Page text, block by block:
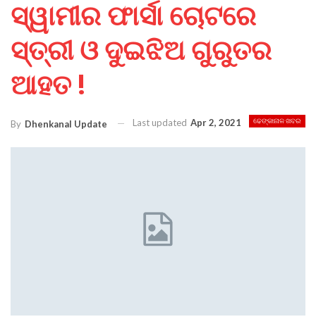
ସ୍ୱାମୀର ଫାର୍ସା ଚୋଟରେ
ସ୍ତ୍ରୀ ଓ ଦୁଇଝିଅ ଗୁରୁତର
ଆହତ !
ଢେଙ୍କାନାଳ ଖବର
By Dhenkanal Update Last updated Apr 2, 2021